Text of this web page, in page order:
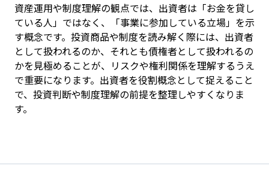
資産運用や制度理解の観点では、出資者は「お金を貸し
ている人」ではなく、「事業に参加している立場」を示
す概念です。投資商品や制度を読み解く際には、出資者
として扱われるのか、それとも債権者として扱われるの
かを見極めることが、リスクや権利関係を理解するうえ
で重要になります。出資者を役割概念として捉えること
で、投資判断や制度理解の前提を整理しやすくなりま
す。